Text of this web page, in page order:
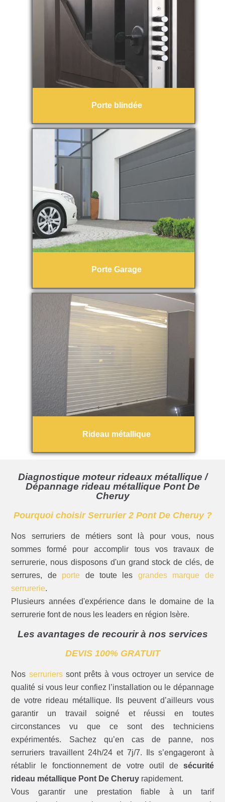
Porte blindée
Porte Garage
Rideau métallique
Diagnostique moteur rideaux métallique /
Dépannage rideau métallique Pont De
Cheruy
Pourquoi choisir Serrurier 2 Pont De Cheruy ?
Nos serruriers de métiers sont là pour vous, nous
sommes formé pour accomplir tous vos travaux de
serrurerie, nous disposons d'un grand stock de clés, de
serrures, de porte de toute les grandes marque de
serrurerie.
Plusieurs années d'expérience dans le domaine de la
serrurerie font de nous les leaders en région Isère.
Les avantages de recourir à nos services
DEVIS 100% GRATUIT
Nos serrurierssont prêts à vous octroyer un service de
qualité si vous leur confiez l’installation ou le dépannage
de votre rideau métallique. Ils peuvent d’ailleurs vous
garantir un travail soigné et réussi en toutes
circonstances vu que ce sont des techniciens
expérimentés. Sachez qu’en cas de panne, nos
serruriers travaillent 24h/24 et 7j/7. Ils s’engageront à
rétablir le fonctionnement de votre outil de sécurité
rideau métallique Pont De Cheruy rapidement.
Vous garantir une prestation fiable à un tarif